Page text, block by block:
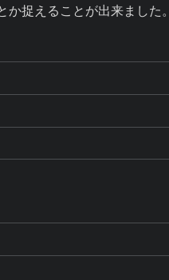
捉えることが出来ました。